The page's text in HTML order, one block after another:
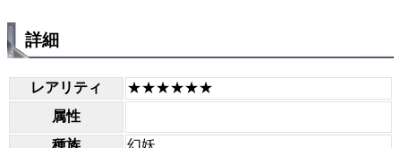
詳細
レアリティ
★★★★★★
属性